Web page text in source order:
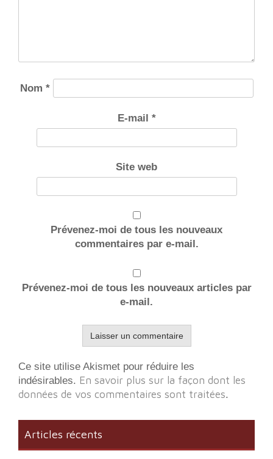
Nom *
E-mail *
Site web
Prévenez-moi de tous les nouveaux
commentaires par e-mail.
Prévenez-moi de tous les nouveaux articles par
e-mail.
Ce site utilise Akismet pour réduire les
indésirables. En savoir plus sur la façon dont les
données de vos commentaires sont traitées.
Articles récents